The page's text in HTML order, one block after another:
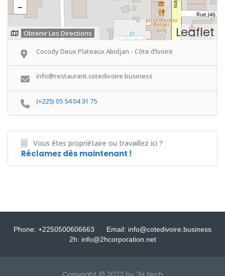
Leaflet
Obtenir Les Directions
Cocody Deux Plateaux Abidjan - Côte d’Ivoire
info@restaurant.cotedivoire.business
(+225) 05 54 04 31 75
Vous êtes propriétaire ou travaillez ici ?
Réclamez dès maintenant !
Phone: +2250500606663
Email: info@cotedivoire.business
2h: info@2hcorporation.net